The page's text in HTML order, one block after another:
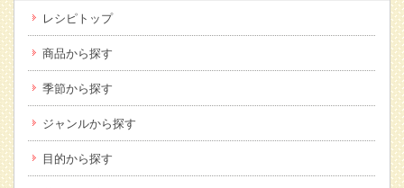
レシピトップ
商品から探す
季節から探す
ジャンルから探す
目的から探す